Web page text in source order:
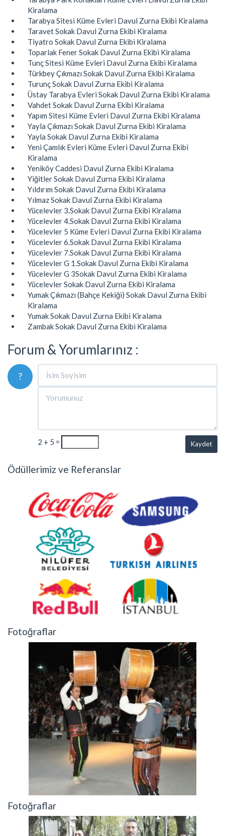
Kiralama
Tarabya Sitesi Küme Evleri Davul Zurna Ekibi Kiralama
Taravet Sokak Davul Zurna Ekibi Kiralama
Tiyatro Sokak Davul Zurna Ekibi Kiralama
Toparlak Fener Sokak Davul Zurna Ekibi Kiralama
Tunç Sitesi Küme Evleri Davul Zurna Ekibi Kiralama
Türkbey Çıkmazı Sokak Davul Zurna Ekibi Kiralama
Turunç Sokak Davul Zurna Ekibi Kiralama
Üstay Tarabya Evleri Sokak Davul Zurna Ekibi Kiralama
Vahdet Sokak Davul Zurna Ekibi Kiralama
Yapım Sitesi Küme Evleri Davul Zurna Ekibi Kiralama
Yayla Çıkmazı Sokak Davul Zurna Ekibi Kiralama
Yayla Sokak Davul Zurna Ekibi Kiralama
Yeni Çamlık Evleri Küme Evleri Davul Zurna Ekibi
Kiralama
Yeniköy Caddesi Davul Zurna Ekibi Kiralama
Yiğitler Sokak Davul Zurna Ekibi Kiralama
Yıldırım Sokak Davul Zurna Ekibi Kiralama
Yılmaz Sokak Davul Zurna Ekibi Kiralama
Yücelevler 3.Sokak Davul Zurna Ekibi Kiralama
Yücelevler 4.Sokak Davul Zurna Ekibi Kiralama
Yücelevler 5 Küme Evleri Davul Zurna Ekibi Kiralama
Yücelevler 6.Sokak Davul Zurna Ekibi Kiralama
Yücelevler 7.Sokak Davul Zurna Ekibi Kiralama
Yücelevler G 1.Sokak Davul Zurna Ekibi Kiralama
Yücelevler G 3Sokak Davul Zurna Ekibi Kiralama
Yücelevler Sokak Davul Zurna Ekibi Kiralama
Yumak Çıkmazı (Bahçe Kekiği) Sokak Davul Zurna Ekibi
Kiralama
Yumak Sokak Davul Zurna Ekibi Kiralama
Zambak Sokak Davul Zurna Ekibi Kiralama
Forum & Yorumlarınız :
?
2 + 5 = Kaydet
Ödüllerimiz ve Referanslar
Fotoğraflar
Fotoğraflar